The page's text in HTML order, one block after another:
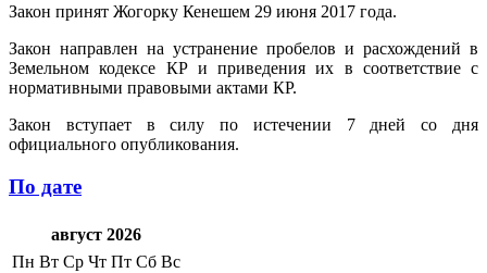
Закон принят Жогорку Кенешем 29 июня 2017 года.
Закон направлен на устранение пробелов и расхождений в
Земельном кодексе КР и приведения их в соответствие с
нормативными правовыми актами КР.
Закон вступает в силу по истечении 7 дней со дня
официального опубликования.
По дате
август 2026
Пн Вт Ср Чт Пт Сб Вс